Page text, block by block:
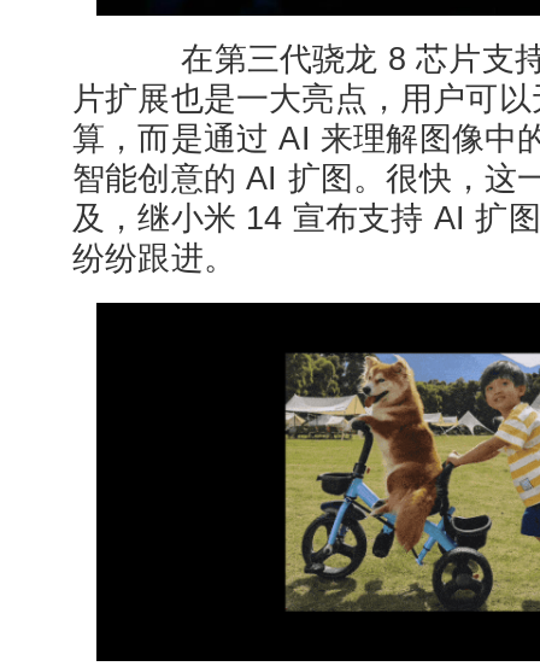
在第三代骁龙 8 芯片支
片扩展也是一大亮点，用户可
算，而是通过 AI 来理解图像中
智能创意的 AI 扩图。很快，这
及，继小米 14 宣布支持 AI 扩
纷纷跟进。